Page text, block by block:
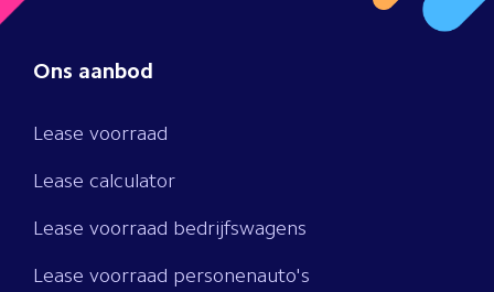
Ons aanbod
Lease voorraad
Lease calculator
Lease voorraad bedrijfswagens
Lease voorraad personenauto's